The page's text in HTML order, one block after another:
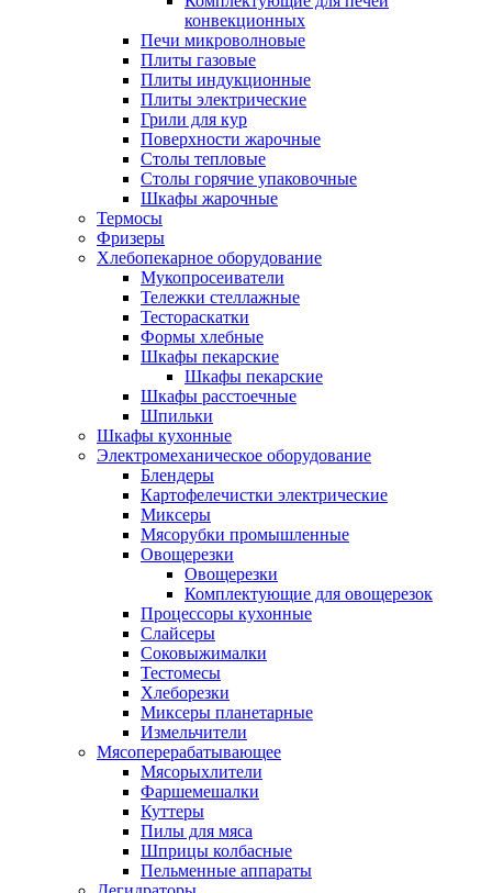
конвекционных
Печи микроволновые
Плиты газовые
Плиты индукционные
Плиты электрические
Грили для кур
Поверхности жарочные
Столы тепловые
Столы горячие упаковочные
Шкафы жарочные
Термосы
Фризеры
Хлебопекарное оборудование
Мукопросеиватели
Тележки стеллажные
Тестораскатки
Формы хлебные
Шкафы пекарские
Шкафы пекарские
Шкафы расстоечные
Шпильки
Шкафы кухонные
Электромеханическое оборудование
Блендеры
Картофелечистки электрические
Миксеры
Мясорубки промышленные
Овощерезки
Овощерезки
Комплектующие для овощерезок
Процессоры кухонные
Слайсеры
Соковыжималки
Тестомесы
Хлеборезки
Миксеры планетарные
Измельчители
Мясоперерабатывающее
Мясорыхлители
Фаршемешалки
Куттеры
Пилы для мяса
Шприцы колбасные
Пельменные аппараты